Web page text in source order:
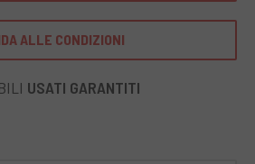
e per viaggiare, grazie alle sue
allo stile retrò. La Fujifilm X-Half si
fotografiche più tecniche, grazie
per chi vuole elevare il proprio
rinunciare alla comodità.
ALLE CONDIZIONI
USATI GARANTITI